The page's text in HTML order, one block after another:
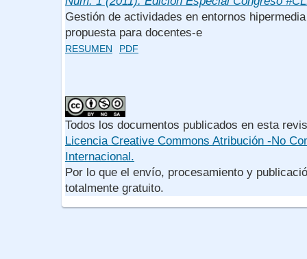
Gestión de actividades en entornos
propuesta para docentes-e
RESUMEN PDF
Todos los documentos publicados en esta
Licencia Creative Commons Atribución -No
Internacional.
Por lo que el envío, procesamiento y
totalmente gratuito.